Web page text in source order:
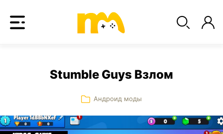
Stumble Guys Взлом
Андроид моды